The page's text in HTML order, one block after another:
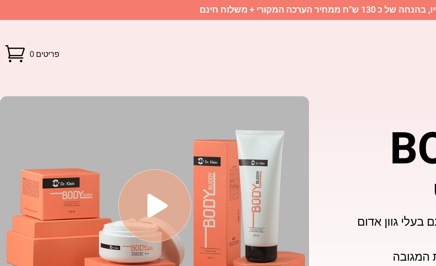
כ 130 ש"ח ממחיר הערכה המקורי + משלוח חינם
פריטים 0
 גוון אדום
‬המגובה